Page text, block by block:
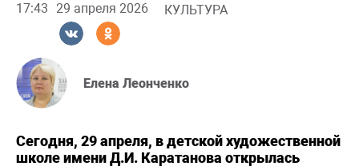
17:43 29 апреля 2026 КУЛЬТУРА
Елена Леонченко
Сегодня, 29 апреля, в детской художественной
школе имени Д.И. Каратанова открылась